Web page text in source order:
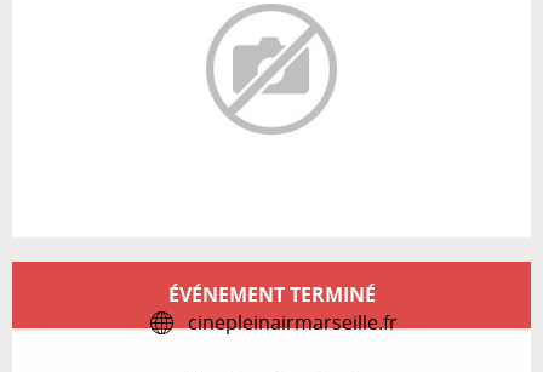
Ouverture et coordonnées
ÉVÉNEMENT TERMINÉ
cinepleinairmarseille.fr